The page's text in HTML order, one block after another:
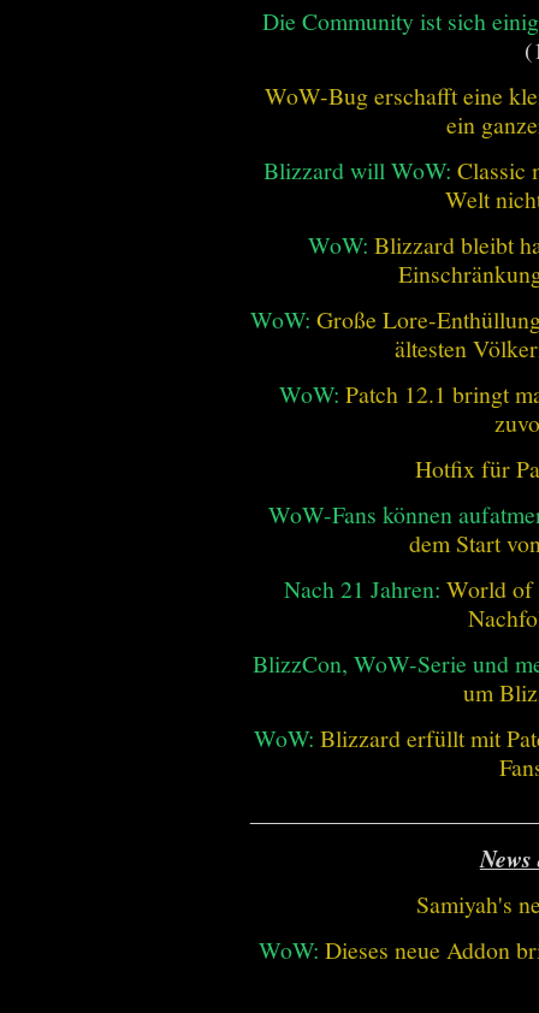
Die Community ist sich
WoW-Bug erschafft eine
ein
Blizzard will WoW: Classic
Welt
WoW: Blizzard bleibt
WoW: Große Lore-
ältesten
WoW: Patch 12.1 bringt
Hotfix für
WoW-Fans können
dem Start
Nach 21 Jahren: World of
BlizzCon, WoW-Serie und
um
WoW: Blizzard erfüllt mit
Samiyah's
WoW: Dieses neue Addon